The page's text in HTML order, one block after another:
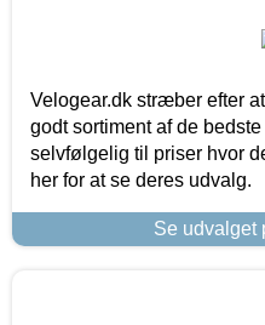
Velogear.dk stræber efter
godt sortiment af de
selvfølgelig til priser hvor
her for at se deres udvalg.
Se udvalget